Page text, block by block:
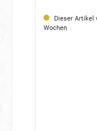
Dieser Artikel
Wochen